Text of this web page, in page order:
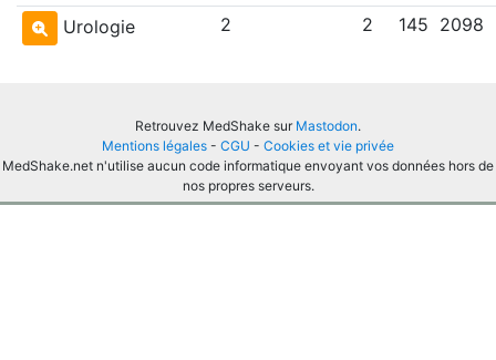
Urologie 2 2 145 2098
Retrouvez MedShake sur Mastodon.
Mentions légales - CGU - Cookies et vie privée
MedShake.net n'utilise aucun code informatique envoyant vos données hors de
nos propres serveurs.